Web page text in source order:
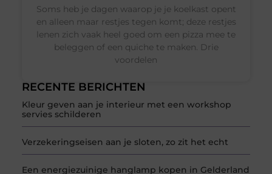
RECENTE BERICHTEN
Kleur geven aan je interieur met een workshop
servies schilderen
Verzekeringseisen aan je sloten, zo zit het echt
Een energiezuinige hanglamp kopen in Gelderland
Soms heb je dagen waarop je je koelkast opent
en alleen maar restjes tegen komt; deze restjes
lenen zich vaak heel goed om een pizza mee te
beleggen of een quiche te maken. Drie
voordelen